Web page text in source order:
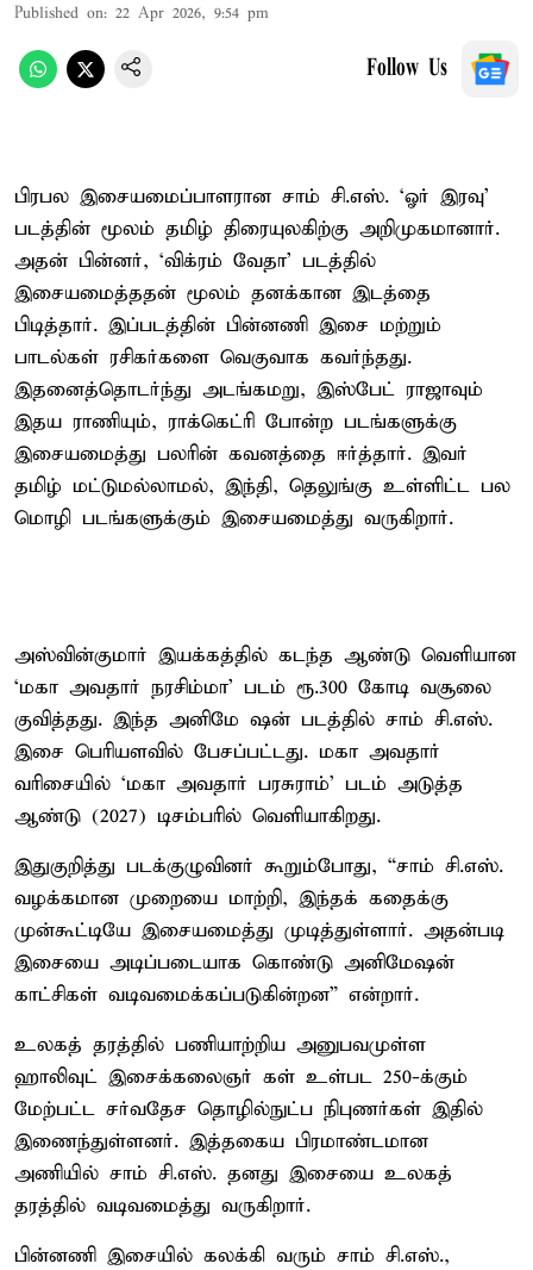
Published on: 22 Apr 2026, 9:54 pm
Follow Us
பிரபல இசையமைப்பாளரான சாம் சி.எஸ். ‘ஓர் இரவு’
படத்தின் மூலம் தமிழ் திரையுலகிற்கு அறிமுகமானார்.
அதன் பின்னர், ‘விக்ரம் வேதா’ படத்தில்
இசையமைத்ததன் மூலம் தனக்கான இடத்தை
பிடித்தார். இப்படத்தின் பின்னணி இசை மற்றும்
பாடல்கள் ரசிகர்களை வெகுவாக கவர்ந்தது.
இதனைத்தொடர்ந்து அடங்கமறு, இஸ்பேட் ராஜாவும்
இதய ராணியும், ராக்கெட்ரி போன்ற படங்களுக்கு
இசையமைத்து பலரின் கவனத்தை ஈர்த்தார். இவர்
தமிழ் மட்டுமல்லாமல், இந்தி, தெலுங்கு உள்ளிட்ட பல
மொழி படங்களுக்கும் இசையமைத்து வருகிறார்.
அஸ்வின்குமார் இயக்கத்தில் கடந்த ஆண்டு வெளியான
‘மகா அவதார் நரசிம்மா’ படம் ரூ.300 கோடி வசூலை
குவித்தது. இந்த அனிமே ஷன் படத்தில் சாம் சி.எஸ்.
இசை பெரியளவில் பேசப்பட்டது. மகா அவதார்
வரிசையில் ‘மகா அவதார் பரசுராம்’ படம் அடுத்த
ஆண்டு (2027) டிசம்பரில் வெளியாகிறது.
இதுகுறித்து படக்குழுவினர் கூறும்போது, “சாம் சி.எஸ்.
வழக்கமான முறையை மாற்றி, இந்தக் கதைக்கு
முன்கூட்டியே இசையமைத்து முடித்துள்ளார். அதன்படி
இசையை அடிப்படையாக கொண்டு அனிமேஷன்
காட்சிகள் வடிவமைக்கப்படுகின்றன” என்றார்.
உலகத் தரத்தில் பணியாற்றிய அனுபவமுள்ள
ஹாலிவுட் இசைக்கலைஞர் கள் உள்பட 250-க்கும்
மேற்பட்ட சர்வதேச தொழில்நுட்ப நிபுணர்கள் இதில்
இணைந்துள்ளனர். இத்தகைய பிரமாண்டமான
அணியில் சாம் சி.எஸ். தனது இசையை உலகத்
தரத்தில் வடிவமைத்து வருகிறார்.
பின்னணி இசையில் கலக்கி வரும் சாம் சி.எஸ்.,